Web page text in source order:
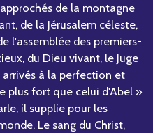
de la montagne
de la Jérusalem céleste,
l'assemblée des premiers-
du Dieu vivant, le Juge
arrivés à la perfection et
plus fort que celui d'Abel »
il supplie pour les
Le sang du Christ,